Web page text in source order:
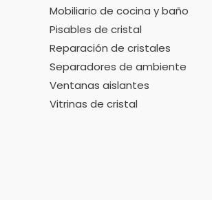
Mobiliario de cocina y baño
Pisables de cristal
Reparación de cristales
Separadores de ambiente
Ventanas aislantes
Vitrinas de cristal